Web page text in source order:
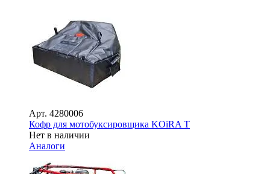
Арт. 4280006
Кофр для мотобуксировщика KOiRA T
Нет в наличии
Аналоги